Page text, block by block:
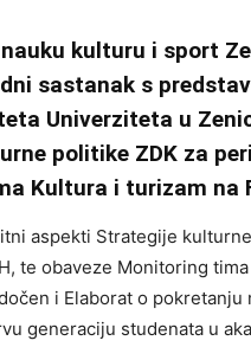
kulturu i sport
sastanak s
Univerziteta u
politike ZDK za
Kultura i turizam
aspekti Strategije
te obaveze Monitoring
i Elaborat o
generaciju studenata u